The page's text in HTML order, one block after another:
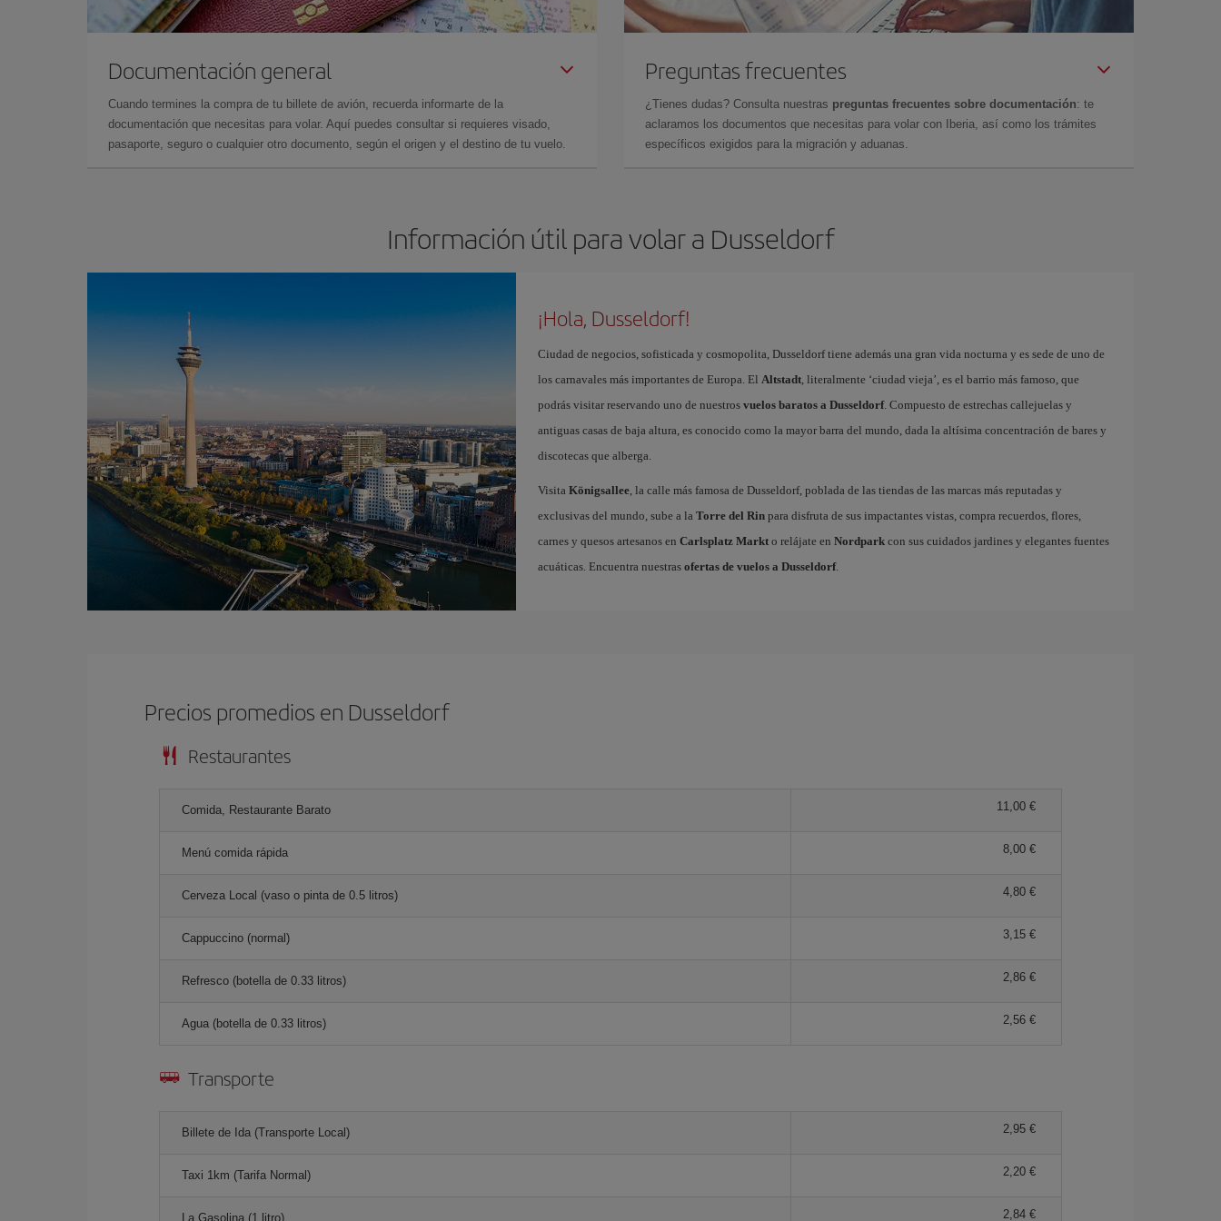
Documentación general
Cuando termines la compra de tu billete de avión, recuerda informarte de la
documentación que necesitas para volar. Aquí puedes consultar si requieres visado,
pasaporte, seguro o cualquier otro documento, según el origen y el destino de tu vuelo.
Preguntas frecuentes
¿Tienes dudas? Consulta nuestras preguntas frecuentes sobre documentación: te
aclaramos los documentos que necesitas para volar con Iberia, así como los trámites
específicos exigidos para la migración y aduanas.
Información útil para volar a Dusseldorf
¡Hola, Dusseldorf!
Ciudad de negocios, sofisticada y cosmopolita, Dusseldorf tiene además una gran vida nocturna y es sede de uno de
los carnavales más importantes de Europa. El Altstadt, literalmente ‘ciudad vieja’, es el barrio más famoso, que
podrás visitar reservando uno de nuestros vuelos baratos a Dusseldorf. Compuesto de estrechas callejuelas y
antiguas casas de baja altura, es conocido como la mayor barra del mundo, dada la altísima concentración de bares y
discotecas que alberga.
Visita Königsallee, la calle más famosa de Dusseldorf, poblada de las tiendas de las marcas más reputadas y
exclusivas del mundo, sube a la Torre del Rinpara disfruta de sus impactantes vistas, compra recuerdos, flores,
carnes y quesos artesanos en Carlsplatz Markto relájate en Nordparkcon sus cuidados jardines y elegantes fuentes
acuáticas. Encuentra nuestras ofertas de vuelos a Dusseldorf.
Precios promedios en Dusseldorf
Restaurantes
Comida, Restaurante Barato 11,00 €
Menú comida rápida 8,00 €
Cerveza Local (vaso o pinta de 0.5 litros) 4,80 €
Cappuccino (normal) 3,15 €
Refresco (botella de 0.33 litros) 2,86 €
Agua (botella de 0.33 litros) 2,56 €
Transporte
Billete de Ida (Transporte Local) 2,95 €
Taxi 1km (Tarifa Normal) 2,20 €
La Gasolina (1 litro) 2,84 €